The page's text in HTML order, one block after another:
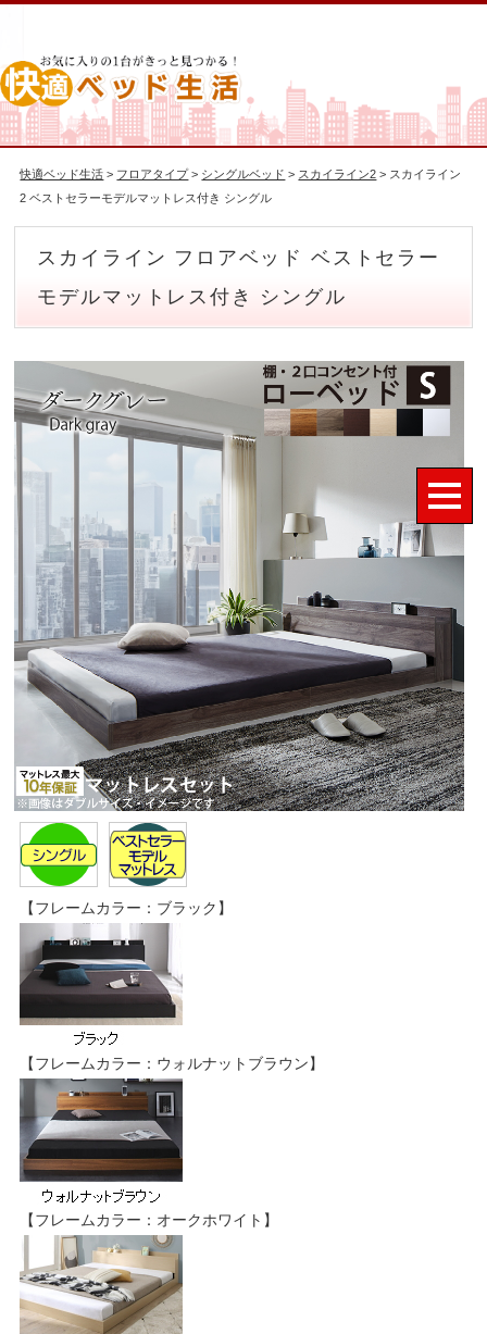
快適ベッド生活 > フロアタイプ > シングルベッド > スカイライン2 > スカイライン
2 ベストセラーモデルマットレス付き シングル
スカイライン フロアベッド ベストセラー
モデルマットレス付き シングル
【フレームカラー：ブラック】
【フレームカラー：ウォルナットブラウン】
【フレームカラー：オークホワイト】